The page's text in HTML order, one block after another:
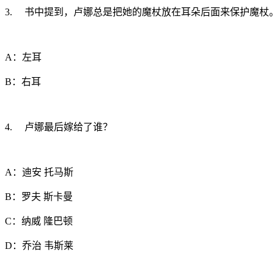
3. 书中提到，卢娜总是把她的魔杖放在耳朵后面来保护魔杖
A：左耳
B：右耳
4. 卢娜最后嫁给了谁？
A：迪安 托马斯
B：罗夫 斯卡曼
C：纳威 隆巴顿
D：乔治 韦斯莱